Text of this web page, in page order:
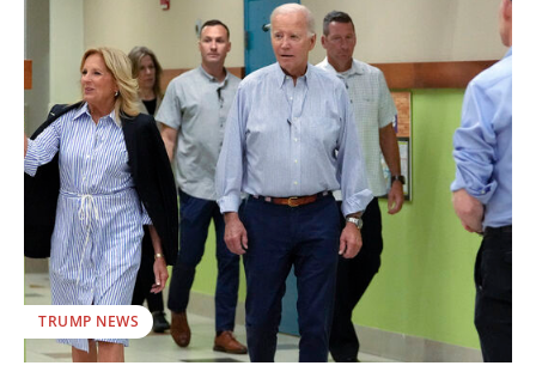
TRUMP NEWS